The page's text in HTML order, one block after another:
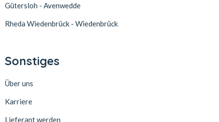
Gütersloh - Avenwedde
Rheda Wiedenbrück - Wiedenbrück
Sonstiges
Über uns
Karriere
Lieferant werden